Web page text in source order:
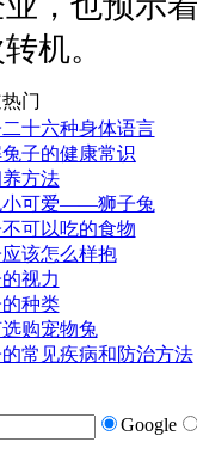
机。
门
十六种身体语言
子的健康常识
方法
小可爱——狮子兔
可以吃的食物
该怎么样抱
视力
种类
购宠物兔
常见疾病和防治方法
Google